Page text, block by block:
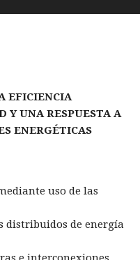
EFICIENCIA
Y UNA RESPUESTA A
ENERGÉTICAS
uso de las
distribuidos de energía